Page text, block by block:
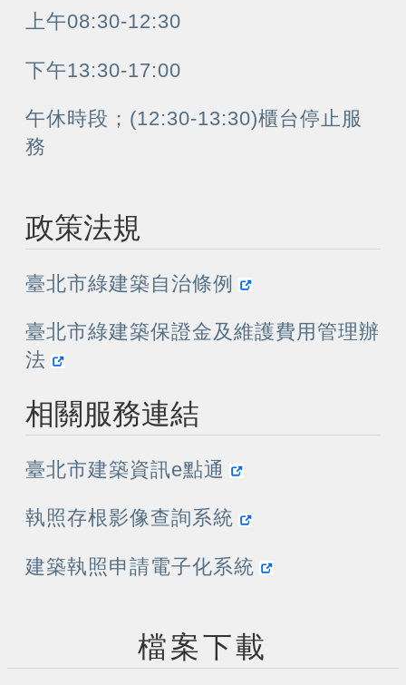
上午08:30-12:30
下午13:30-17:00
午休時段；(12:30-13:30)櫃台停止服
務
政策法規
臺北市綠建築自治條例
臺北市綠建築保證金及維護費用管理辦
法
相關服務連結
臺北市建築資訊e點通
執照存根影像查詢系統
建築執照申請電子化系統
檔案下載